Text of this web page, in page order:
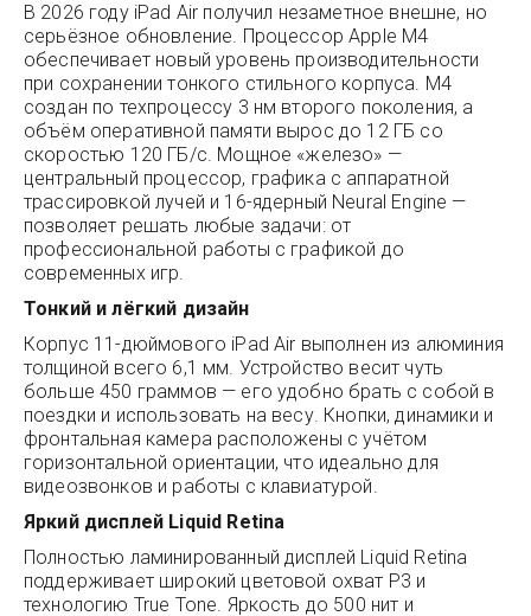
В 2026 году iPad Air получил незаметное внешне, но
серьёзное обновление. Процессор Apple M4
обеспечивает новый уровень производительности
при сохранении тонкого стильного корпуса. M4
создан по техпроцессу 3 нм второго поколения, а
объём оперативной памяти вырос до 12 ГБ со
скоростью 120 ГБ/с. Мощное «железо» —
центральный процессор, графика с аппаратной
трассировкой лучей и 16-ядерный Neural Engine —
позволяет решать любые задачи: от
профессиональной работы с графикой до
современных игр.
Тонкий и лёгкий дизайн
Корпус 11-дюймового iPad Air выполнен из алюминия
толщиной всего 6,1 мм. Устройство весит чуть
больше 450 граммов — его удобно брать с собой в
поездки и использовать на весу. Кнопки, динамики и
фронтальная камера расположены с учётом
горизонтальной ориентации, что идеально для
видеозвонков и работы с клавиатурой.
Яркий дисплей Liquid Retina
Полностью ламинированный дисплей Liquid Retina
поддерживает широкий цветовой охват P3 и
технологию True Tone. Яркость до 500 нит и